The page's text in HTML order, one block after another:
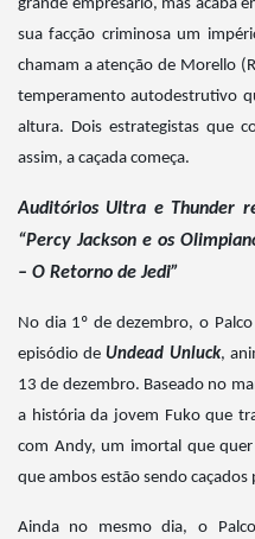
grande empresário, mas acaba
sua facção criminosa um
chamam a atenção de Morello
temperamento autodestrutivo
altura. Dois estrategistas que
assim, a caçada começa.
Auditórios Ultra e Thunder
“Percy Jackson e os
– O Retorno de Jedi”
No dia 1º de dezembro, o
episódio deUndead Unluck,
13 de dezembro. Baseado no
a história da jovem Fuko que
com Andy, um imortal que quer
que ambos estão sendo
Ainda no mesmo dia, o